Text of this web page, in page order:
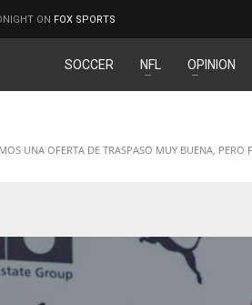
ON FOX SPORTS
SOCCER NFL OPINION
UNA OFERTA DE TRASPASO MUY BUENA, PERO